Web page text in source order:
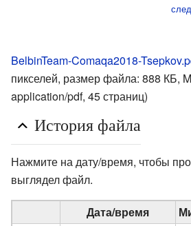
BelbinTeam-Comaqa2018-
пикселей, размер файла: 888 КБ,
application/pdf, 45 страниц)
История файла
Нажмите на дату/время, чтобы
выглядел файл.
Дата/время